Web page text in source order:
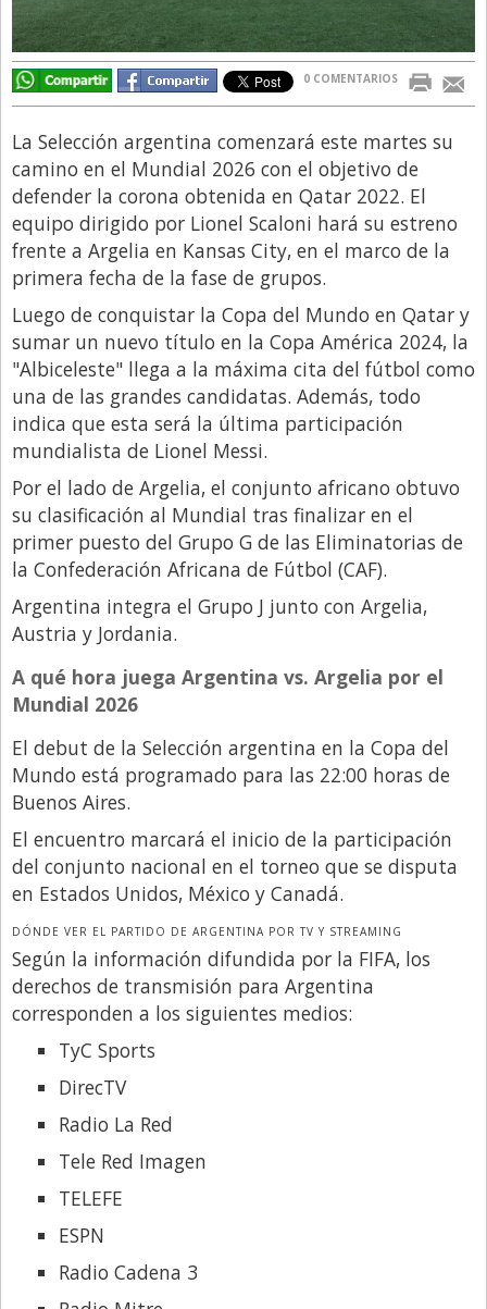
El Innovador
El Precio Que Yo Ví
Entrevista
Entrevista Exclusiva
Finanzas
Gastronomia
Internacionales
La Opinión del Director
Legales
Libro de Quejas
Medios
Millonarios
Minuto Lanzamiento
Negocios
Opinion
Política
Publicidad y Marketing
Real Estate y Propiedades
Responsabilidad Social
Salidas
Show Business
Sociedad
Tecnología
Tendencias
Viajes
0 COMENTARIOS
La Selección argentina comenzará este martes su
camino en el Mundial 2026 con el objetivo de
defender la corona obtenida en Qatar 2022. El
equipo dirigido por Lionel Scaloni hará su estreno
frente a Argelia en Kansas City, en el marco de la
primera fecha de la fase de grupos.
Luego de conquistar la Copa del Mundo en Qatar y
sumar un nuevo título en la Copa América 2024, la
"Albiceleste" llega a la máxima cita del fútbol como
una de las grandes candidatas. Además, todo
indica que esta será la última participación
mundialista de Lionel Messi.
Por el lado de Argelia, el conjunto africano obtuvo
su clasificación al Mundial tras finalizar en el
primer puesto del Grupo G de las Eliminatorias de
la Confederación Africana de Fútbol (CAF).
Argentina integra el Grupo J junto con Argelia,
Austria y Jordania.
A qué hora juega Argentina vs. Argelia por el
Mundial 2026
El debut de la Selección argentina en la Copa del
Mundo está programado para las 22:00 horas de
Buenos Aires.
El encuentro marcará el inicio de la participación
del conjunto nacional en el torneo que se disputa
en Estados Unidos, México y Canadá.
DÓNDE VER EL PARTIDO DE ARGENTINA POR TV Y STREAMING
Según la información difundida por la FIFA, los
derechos de transmisión para Argentina
corresponden a los siguientes medios:
TyC Sports
DirecTV
Radio La Red
Tele Red Imagen
TELEFE
ESPN
Radio Cadena 3